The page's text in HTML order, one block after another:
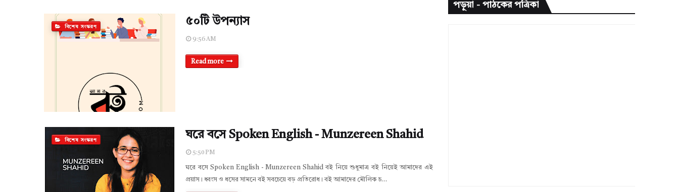
বিশেষ সংস্করণ ৫০টি উপন্যাস
9:56 AM
Read more
বিশেষ সংস্করণ ঘরে বসে Spoken English - Munzereen Shahid
5:50 PM
ঘরে বসে Spoken English - Munzereen Shahid বই নিয়ে শুধুমাত্র বই নিয়েই আমাদের এই
প্রয়াস। ধ্বংস ও ধসের সামনে বই সবচেয়ে বড় প্রতিরোধ। বই আমাদের মৌলিক চ…
পড়ুয়া - পাঠকের পত্রিকা